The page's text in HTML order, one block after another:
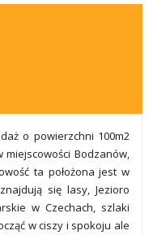
o powierzchni 100m2
miejscowości Bodzanów,
ta położona jest w
się lasy, Jezioro
w Czechach, szlaki
w ciszy i spokoju ale